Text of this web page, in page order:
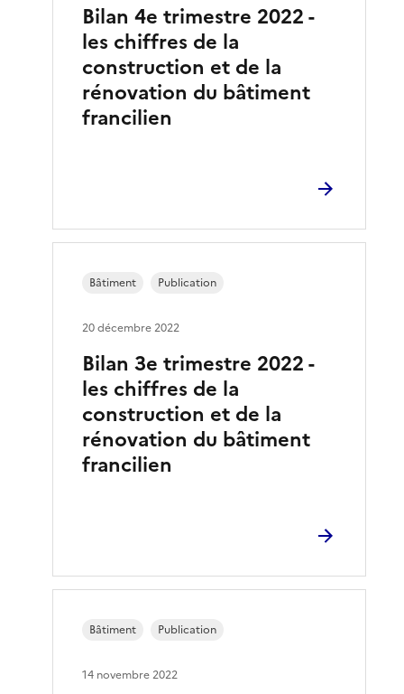
Bilan 4e trimestre 2022 -
les chiffres de la
construction et de la
rénovation du bâtiment
francilien
Bilan 3e trimestre 2022 -
les chiffres de la
construction et de la
rénovation du bâtiment
francilien
Bâtiment Publication
20 décembre 2022
Bâtiment Publication
14 novembre 2022